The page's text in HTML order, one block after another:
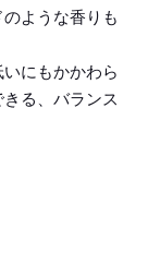
ような香りも
にもかかわら
る、バランス